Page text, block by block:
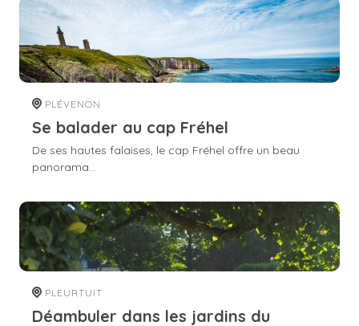
PLÉVENON
Se balader au cap Fréhel
De ses hautes falaises, le cap Fréhel offre un beau
panorama...
PLEURTUIT
Déambuler dans les jardins du